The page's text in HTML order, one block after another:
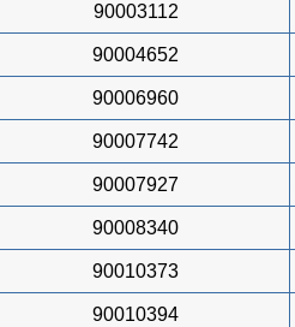
90003112
90004652
90006960
90007742
90007927
90008340
90010373
90010394